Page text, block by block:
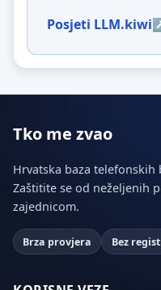
Posjeti LLM.kiwi
Tko me zvao
Hrvatska baza
Zaštitite se od neželjenih
zajednicom.
Brza provjera Bez